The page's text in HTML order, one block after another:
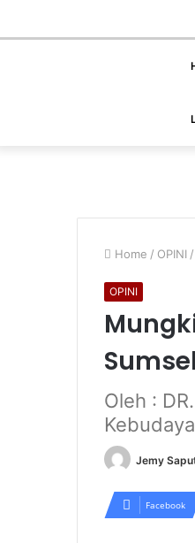
Home / OPINI /
OPINI
Oleh :
Jemy
Facebook